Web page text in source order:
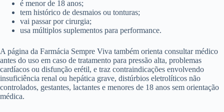
é menor de 18 anos;
tem histórico de desmaios ou tonturas;
vai passar por cirurgia;
usa múltiplos suplementos para performance.
A página da Farmácia Sempre Viva também orienta consultar médico
antes do uso em caso de tratamento para pressão alta, problemas
cardíacos ou disfunção erétil, e traz contraindicações envolvendo
insuficiência renal ou hepática grave, distúrbios eletrolíticos não
controlados, gestantes, lactantes e menores de 18 anos sem orientação
médica.